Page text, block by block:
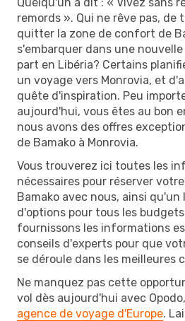
remords ». Qui ne rêve pas, de
quitter la zone de confort de
s'embarquer dans une
part en Libéria? Certains
un voyage vers Monrovia, et
quête d'inspiration. Peu
aujourd'hui, vous êtes au bon
nous avons des offres
de Bamako à Monrovia.
Vous trouverez ici toutes les
nécessaires pour réserver
Bamako avec nous, ainsi
d'options pour tous les
fournissons les informations
conseils d'experts pour que
se déroule dans les meilleures
Ne manquez pas cette
vol dès aujourd'hui avec Opodo,
agence de voyage d'Europe.